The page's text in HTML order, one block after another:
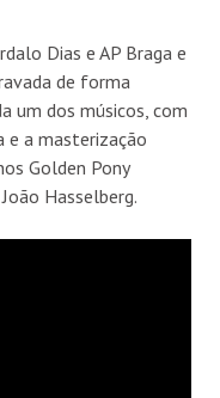
Dias e AP Braga e
de forma
um dos músicos, com
e a masterização
Golden Pony
Hasselberg.